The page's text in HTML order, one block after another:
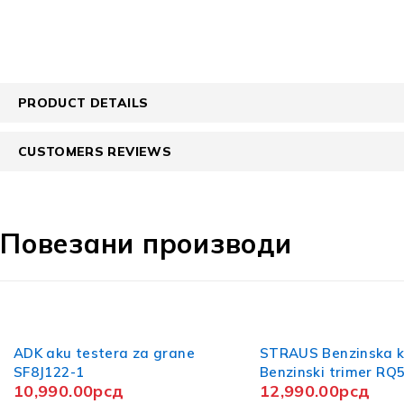
PRODUCT DETAILS
CUSTOMERS REVIEWS
Повезани производи
STRAUS Benzinska kosa /
Benzinski trimer RQ580
Demon
12,990.00рсд